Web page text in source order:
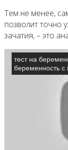
Тем не менее,
позволит точно
зачатия, – это
тест на
беременность с